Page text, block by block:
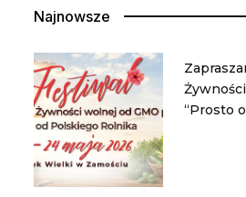
Najnowsze
“Prosto